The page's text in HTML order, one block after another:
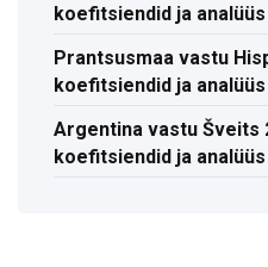
koefitsiendid ja analüüs
Prantsusmaa vastu
koefitsiendid ja analüüs
Argentina vastu Šveits
koefitsiendid ja analüüs